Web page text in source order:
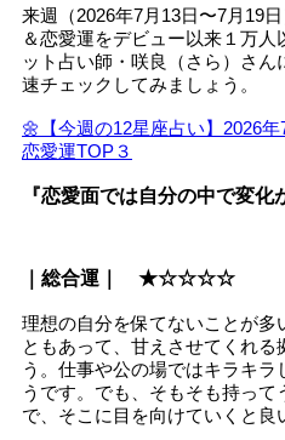
来週（2026年7月13日〜7月19
＆恋愛運をデビュー以来１万
ット占い師・咲良（さら）さ
速チェックしてみましょう。
🌼【今週の12星座占い】2026
恋愛運TOP３
『恋愛面では自分の中で変化
｜総合運｜ ★☆☆☆☆
理想の自分を保てないことが多
ともあって、甘えさせてくれる
う。仕事や公の場ではキラキ
うです。でも、そもそも持っ
で、そこに目を向けていくと良